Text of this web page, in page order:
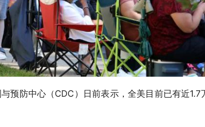
预防中心（CDC）日前表示，全美目前已有近